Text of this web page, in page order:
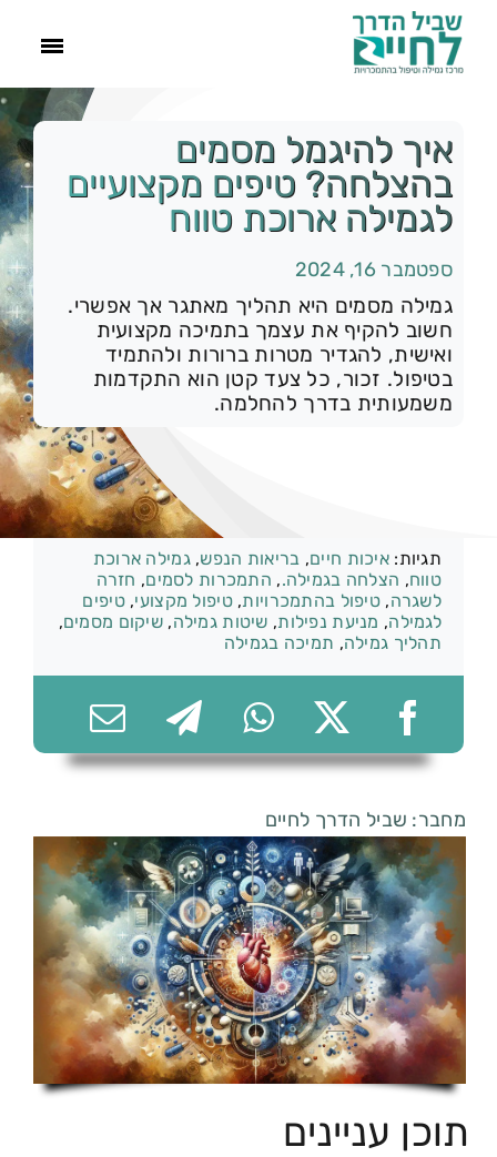
הסיפור שלנו
התמכרויות
תהליך הגמילה
עוד
074-7361656
איך להיגמל מסמים
בהצלחה? טיפים מקצועיים
לגמילה ארוכת טווח
ספטמבר 16, 2024
גמילה מסמים היא תהליך מאתגר אך אפשרי.
חשוב להקיף את עצמך בתמיכה מקצועית
ואישית, להגדיר מטרות ברורות ולהתמיד
בטיפול. זכור, כל צעד קטן הוא התקדמות
משמעותית בדרך להחלמה.
תגיות: איכות חיים, בריאות הנפש,גמילה ארוכת
טווח, הצלחה בגמילה., התמכרות לסמים, חזרה
לשגרה, טיפול בהתמכרויות,טיפול מקצועי,טיפים
לגמילה, מניעת נפילות, שיטות גמילה, שיקום מסמים,
תהליך גמילה, תמיכה בגמילה
מחבר: שביל הדרך לחיים
תוכן עניינים